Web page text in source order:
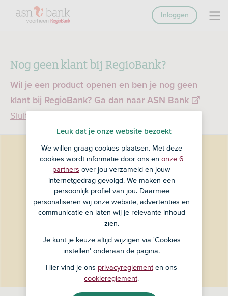
Nog geen klant bij RegioBank?
Wil je een product openen en ben je nog geen
klant bij RegioBank? Ga dan naar ASN Bank
Sluiten
Inloggen
Leuk dat je onze website bezoekt
We willen graag cookies plaatsen. Met deze
cookies wordt informatie door ons en onze 6
partners over jou verzameld en jouw
internetgedrag gevolgd. We maken een
persoonlijk profiel van jou. Daarmee
personaliseren wij onze website, advertenties en
communicatie en laten wij je relevante inhoud
zien.
Je kunt je keuze altijd wijzigen via 'Cookies
instellen' onderaan de pagina.
Hier vind je ons privacyreglement en ons
cookiereglement.